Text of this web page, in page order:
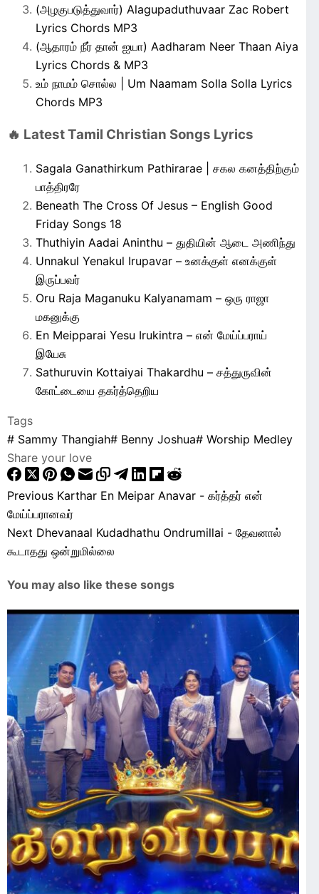
(அழகுபடுத்துவார்) Alagupaduthuvaar Zac Robert
Lyrics Chords MP3
(ஆதாரம் நீர் தான் ஐயா) Aadharam Neer Thaan Aiya
Lyrics Chords & MP3
உம் நாமம் சொல்ல | Um Naamam Solla Solla Lyrics
Chords MP3
🔥 Latest Tamil Christian Songs Lyrics
Sagala Ganathirkum Pathirarae | சகல கனத்திற்கும்
பாத்திரரே
Beneath The Cross Of Jesus – English Good
Friday Songs 18
Thuthiyin Aadai Aninthu – துதியின் ஆடை அணிந்து
Unnakul Yenakul Irupavar – உனக்குள் எனக்குள்
இருப்பவர்
Oru Raja Maganuku Kalyanamam – ஒரு ராஜா
மகனுக்கு
En Meipparai Yesu Irukintra – என் மேய்ப்பராய்
இயேசு
Sathuruvin Kottaiyai Thakardhu – சத்துருவின்
கோட்டையை தகர்த்தெறிய
Tags
# Sammy Thangiah# Benny Joshua# Worship Medley
Share your love
Previous Karthar En Meipar Anavar - கர்த்தர் என்
மேய்ப்பரானவர்
Next Dhevanaal Kudadhathu Ondrumillai - தேவனால்
கூடாதது ஒன்றுமில்லை
You may also like these songs